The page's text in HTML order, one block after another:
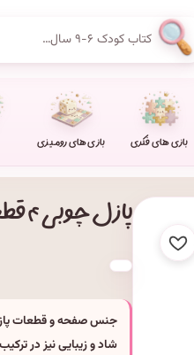
بازی های فکری بازی های رومیزی
پازل چوبی ۴ قطعه طرح هواپیما جیکو
جنس صفحه و قطعات
شاد و زیبایی نیز در